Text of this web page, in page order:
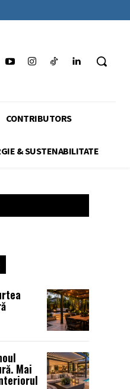
CONTRIBUTORS
& SUSTENABILITATE
Mai